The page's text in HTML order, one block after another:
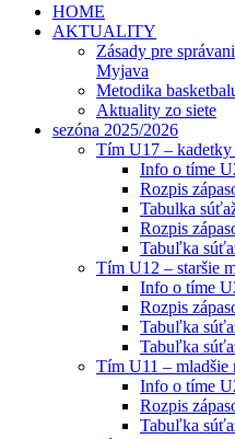
HOME
AKTUALITY
Zásady pre
Myjava
Metodika
Aktuality zo siete
sezóna 2025/2026
Tím U17 –
Info o tíme
Rozpis
Tabulka
Rozpis
Tabuľka
Tím U12 – staršie
Info o tíme
Rozpis
Tabuľka
Tabuľka
Tím U11 – mladšie
Info o tíme
Rozpis
Tabuľka